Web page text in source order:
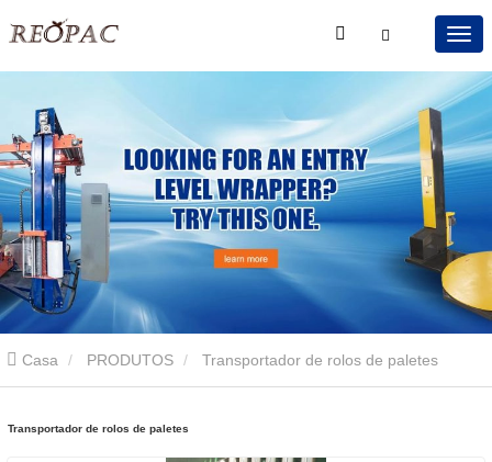
Casa PRODUTOS Transportador de rolos de paletes
Transportador de rolos de paletes